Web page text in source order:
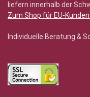
liefern innerhalb der
Zum Shop für EU-Kunden
Individuelle Beratung &